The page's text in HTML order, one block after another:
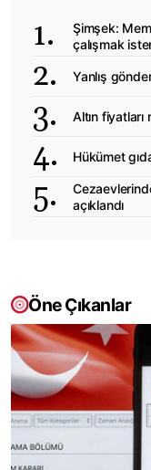
Şimşek:
çalışmak
Yanlış
Altın
Hükümet
açıklandı
Öne Çıkanlar